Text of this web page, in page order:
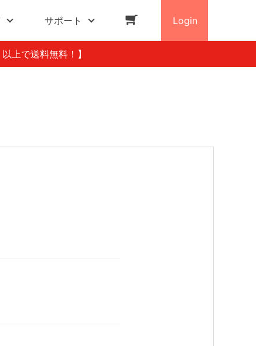
サポート Login
以上で送料無料！】